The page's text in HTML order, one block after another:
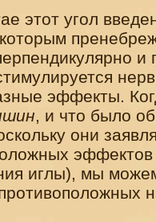
этот угол
и
эффекты.
, и что было
они
иглы), мы